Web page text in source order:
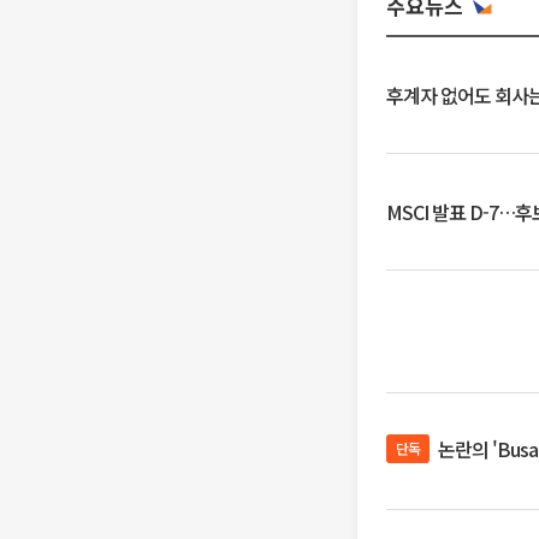
후계자 없어도 회사
MSCI 발표 D-7…후
단독 논란의